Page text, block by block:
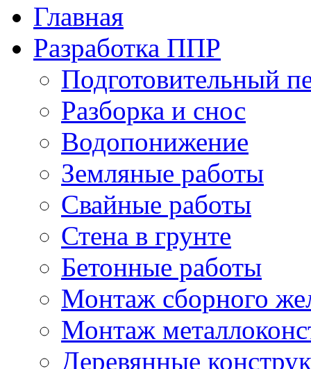
Главная
Разработка ППР
Подготовительный
Разборка и снос
Водопонижение
Земляные работы
Свайные работы
Стена в грунте
Бетонные работы
Монтаж сборного
Монтаж
Деревянные